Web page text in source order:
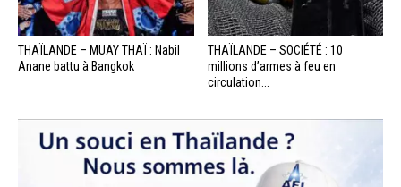
THAÏLANDE – MUAY THAÏ : Nabil
Anane battu à Bangkok
THAÏLANDE – SOCIÉTÉ : 10
millions d’armes à feu en
circulation...